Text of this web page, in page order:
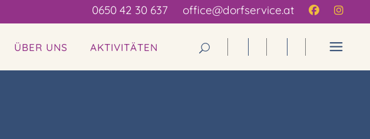
0650 42 30 637 office@dorfservice.at
ÜBER UNS AKTIVITÄTEN